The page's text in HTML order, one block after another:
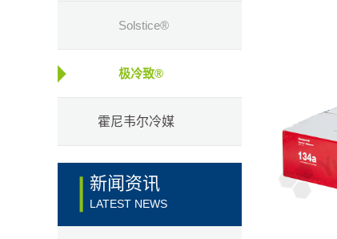
Solstice®
极冷致®
霍尼韦尔冷媒
新闻资讯
LATEST NEWS